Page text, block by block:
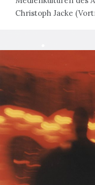
Christoph Jacke